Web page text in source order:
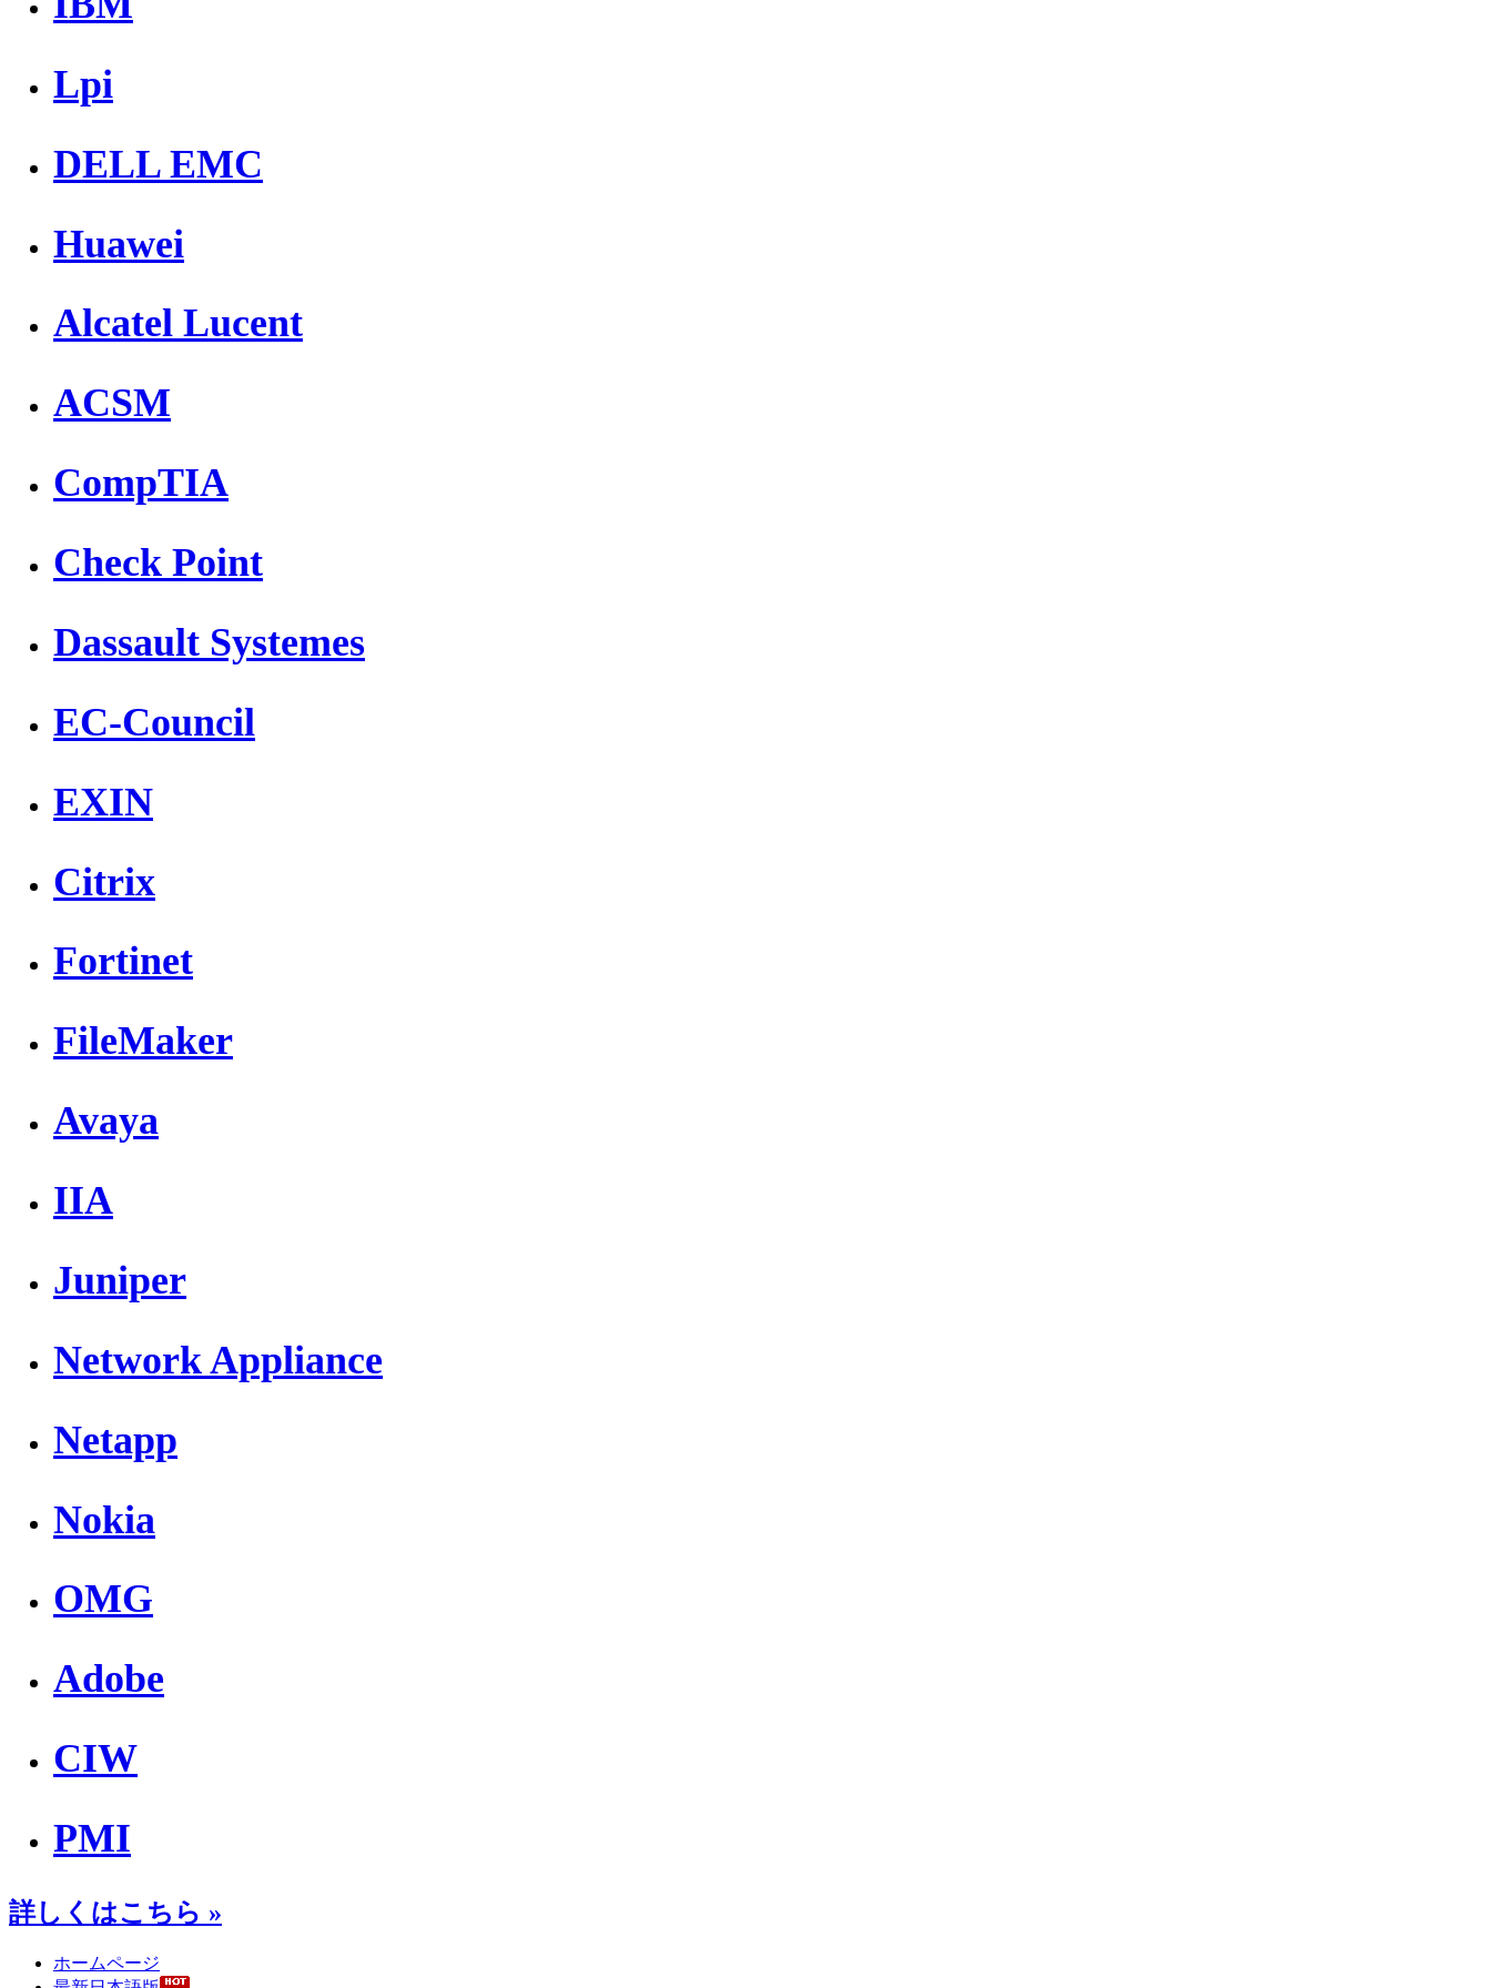
Lpi
DELL EMC
Huawei
Alcatel Lucent
ACSM
CompTIA
Check Point
Dassault Systemes
EC-Council
EXIN
Citrix
Fortinet
FileMaker
Avaya
IIA
Juniper
Network Appliance
Netapp
Nokia
OMG
Adobe
CIW
PMI
詳しくはこちら »
ホームページ